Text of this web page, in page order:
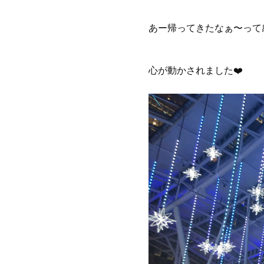
あー帰ってきたなぁ〜っ
心が動かされました❤️